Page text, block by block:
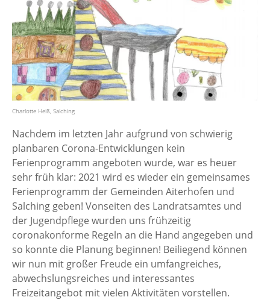
Charlotte Heiß, Salching
Nachdem im letzten Jahr aufgrund von schwierig
planbaren Corona-Entwicklungen kein
Ferienprogramm angeboten wurde, war es heuer
sehr früh klar: 2021 wird es wieder ein gemeinsames
Ferienprogramm der Gemeinden Aiterhofen und
Salching geben! Vonseiten des Landratsamtes und
der Jugendpflege wurden uns frühzeitig
coronakonforme Regeln an die Hand angegeben und
so konnte die Planung beginnen! Beiliegend können
wir nun mit großer Freude ein umfangreiches,
abwechslungsreiches und interessantes
Freizeitangebot mit vielen Aktivitäten vorstellen.